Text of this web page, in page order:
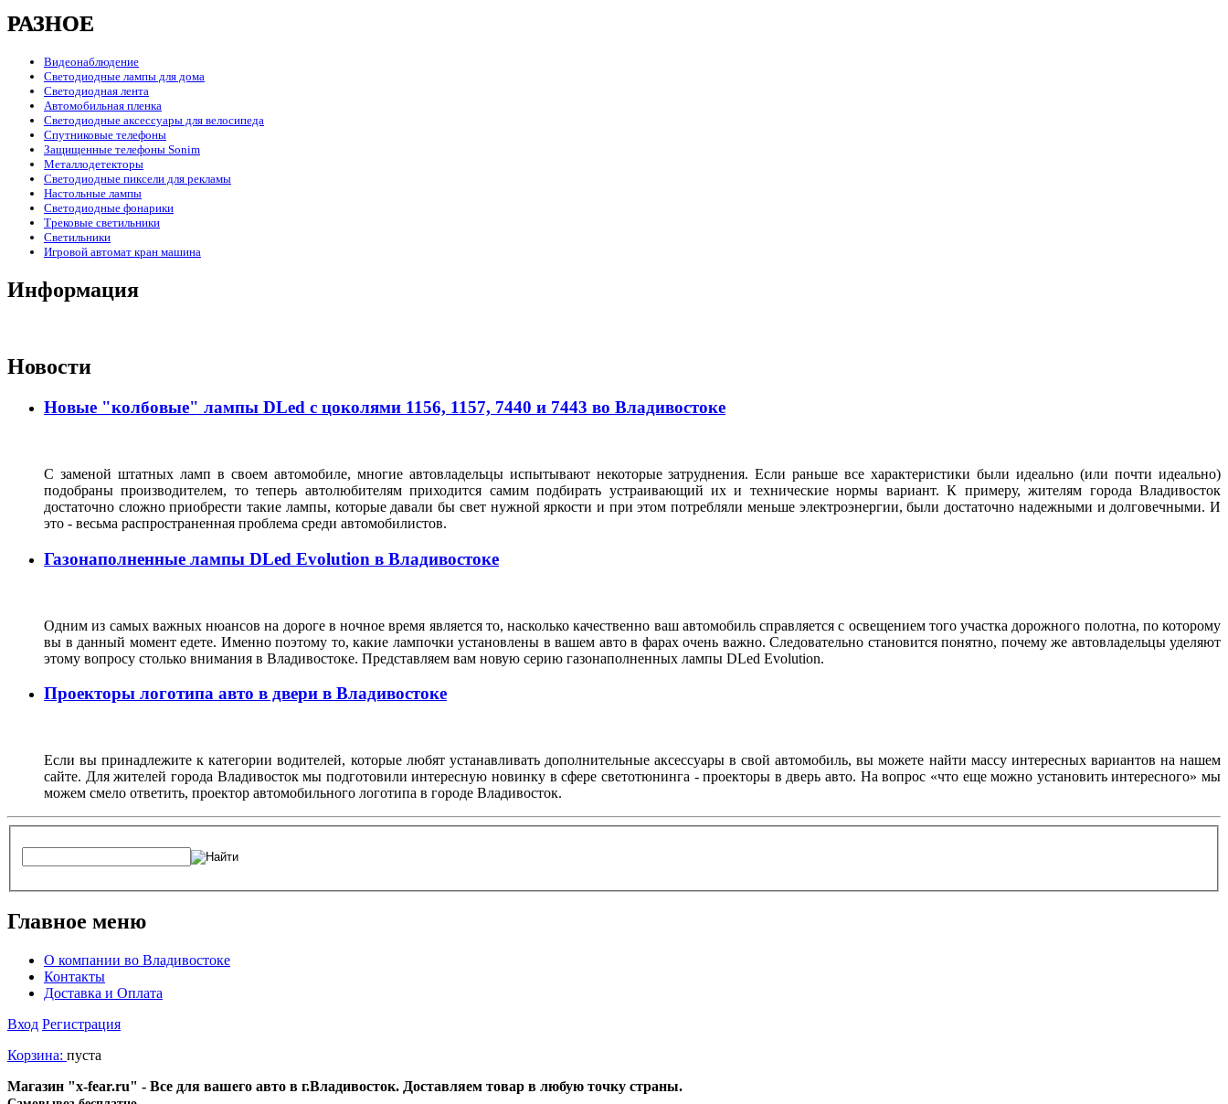
РАЗНОЕ
Видеонаблюдение
Светодиодные лампы для дома
Светодиодная лента
Автомобильная пленка
Светодиодные аксессуары для велосипеда
Спутниковые телефоны
Защищенные телефоны Sonim
Металлодетекторы
Светодиодные пиксели для рекламы
Настольные лампы
Светодиодные фонарики
Трековые светильники
Светильники
Игровой автомат кран машина
Информация
Новости
Новые "колбовые" лампы DLed с цоколями 1156, 1157, 7440 и 7443 во Владивостоке
С заменой штатных ламп в своем автомобиле, многие автовладельцы испытывают некоторые затруднения. Если раньше все характеристики были идеально (или почти идеально)
подобраны производителем, то теперь автолюбителям приходится самим подбирать устраивающий их и технические нормы вариант. К примеру, жителям города Владивосток
достаточно сложно приобрести такие лампы, которые давали бы свет нужной яркости и при этом потребляли меньше электроэнергии, были достаточно надежными и долговечными. И
это - весьма распространенная проблема среди автомобилистов.
Газонаполненные лампы DLed Evolution в Владивостоке
Одним из самых важных нюансов на дороге в ночное время является то, насколько качественно ваш автомобиль справляется с освещением того участка дорожного полотна, по которому
вы в данный момент едете. Именно поэтому то, какие лампочки установлены в вашем авто в фарах очень важно. Следовательно становится понятно, почему же автовладельцы уделяют
этому вопросу столько внимания в Владивостоке. Представляем вам новую серию газонаполненных лампы DLed Evolution.
Проекторы логотипа авто в двери в Владивостоке
Если вы принадлежите к категории водителей, которые любят устанавливать дополнительные аксессуары в свой автомобиль, вы можете найти массу интересных вариантов на нашем
сайте. Для жителей города Владивосток мы подготовили интересную новинку в сфере светотюнинга - проекторы в дверь авто. На вопрос «что еще можно установить интересного» мы
можем смело ответить, проектор автомобильного логотипа в городе Владивосток.
Главное меню
О компании во Владивостоке
Контакты
Доставка и Оплата
Вход Регистрация
Корзина: пуста
Магазин "x-fear.ru" - Все для вашего авто в г.Владивосток. Доставляем товар в любую точку страны.